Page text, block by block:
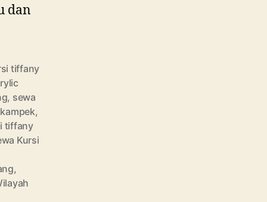
dan
tiffany
, sewa
,
tiffany
Kursi
,